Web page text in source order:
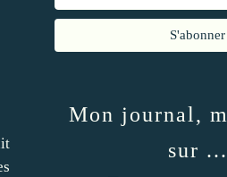
Mon journal,
sur ...